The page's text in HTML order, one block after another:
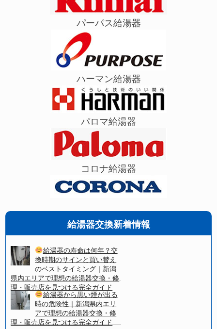
パーパス給湯器
ハーマン給湯器
パロマ給湯器
コロナ給湯器
給湯器交換新着情報
給湯器の寿命は何年？交
換時期のサインと買い替え
のベストタイミング｜新潟
県内エリアで理想の給湯器交換・修
理・販売店を見つける完全ガイド
給湯器から黒い煙が出る
時の危険性｜新潟県内エリ
アで理想の給湯器交換・修
理・販売店を見つける完全ガイド